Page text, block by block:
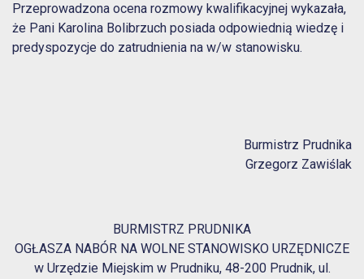
Przeprowadzona ocena rozmowy kwalifikacyjnej wykazała,
że Pani Karolina Bolibrzuch posiada odpowiednią wiedzę i
predyspozycje do zatrudnienia na w/w stanowisku.
Burmistrz Prudnika
Grzegorz Zawiślak
BURMISTRZ PRUDNIKA
OGŁASZA NABÓR NA WOLNE STANOWISKO URZĘDNICZE
w Urzędzie Miejskim w Prudniku, 48-200 Prudnik, ul.